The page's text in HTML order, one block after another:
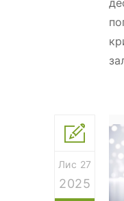
Лис 27
2025